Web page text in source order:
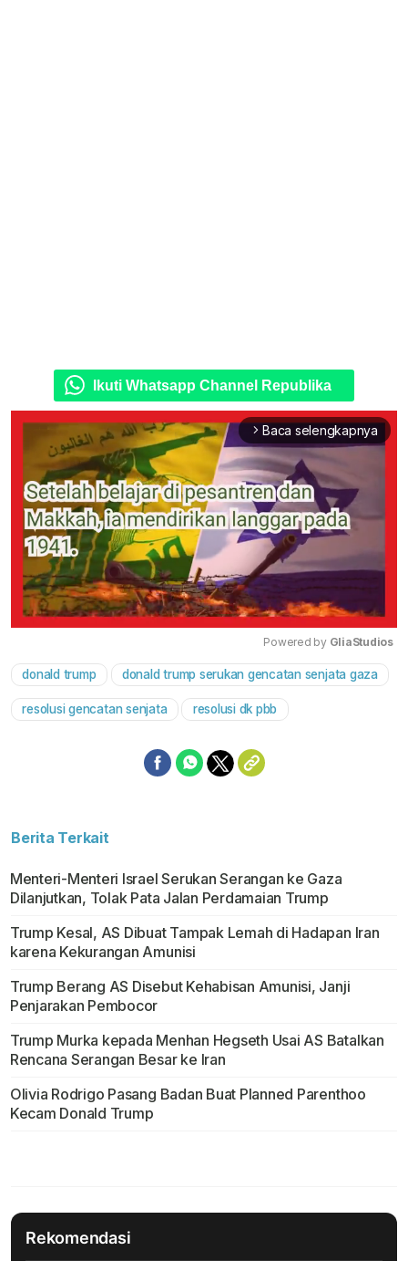
Ikuti Whatsapp Channel Republika
arrow_forward_ios Baca selengkapnya
Mute
Powered by GliaStudios
donald trump donald trump serukan gencatan senjata gaza
resolusi gencatan senjata resolusi dk pbb
Berita Terkait
Menteri-Menteri Israel Serukan Serangan ke Gaza
Dilanjutkan, Tolak Pata Jalan Perdamaian Trump
Trump Kesal, AS Dibuat Tampak Lemah di Hadapan Iran
karena Kekurangan Amunisi
Trump Berang AS Disebut Kehabisan Amunisi, Janji
Penjarakan Pembocor
Trump Murka kepada Menhan Hegseth Usai AS Batalkan
Rencana Serangan Besar ke Iran
Olivia Rodrigo Pasang Badan Buat Planned Parenthoo
Kecam Donald Trump
Rekomendasi